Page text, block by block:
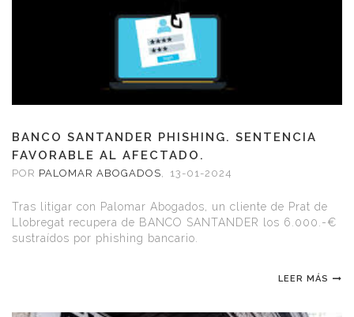
BANCO SANTANDER PHISHING. SENTENCIA
FAVORABLE AL AFECTADO.
POR PALOMAR ABOGADOS, 13-01-2024
Tras litigar con Palomar Abogados, un cliente de Prat de
Llobregat recupera de BANCO SANTANDER los 6.000.-€
sustraídos por phishing bancario.
LEER MÁS